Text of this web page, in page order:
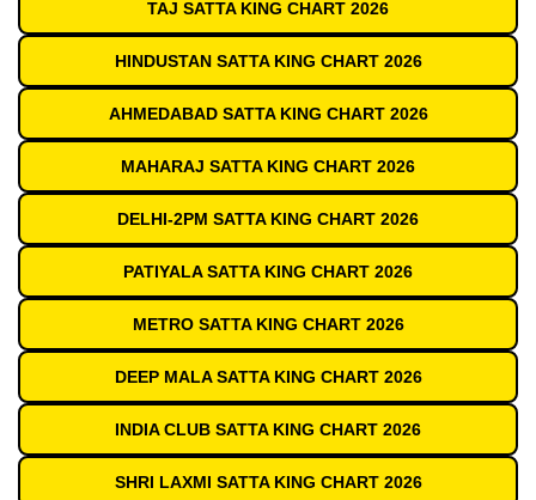
TAJ SATTA KING CHART 2026
HINDUSTAN SATTA KING CHART 2026
AHMEDABAD SATTA KING CHART 2026
MAHARAJ SATTA KING CHART 2026
DELHI-2PM SATTA KING CHART 2026
PATIYALA SATTA KING CHART 2026
METRO SATTA KING CHART 2026
DEEP MALA SATTA KING CHART 2026
INDIA CLUB SATTA KING CHART 2026
SHRI LAXMI SATTA KING CHART 2026